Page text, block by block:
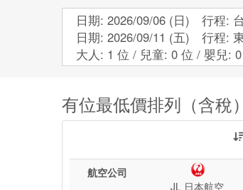
國外機票
國內機票
小三通船票
wifi 海外交通券 國際
東
東
歐
日期: 2026/09/06 (日) 行程:
日期: 2026/09/11 (五) 行程:
大人: 1 位 / 兒童: 0 位 / 嬰兒:
有位最低價排列（含稅）
航空公司
JL 日本航空